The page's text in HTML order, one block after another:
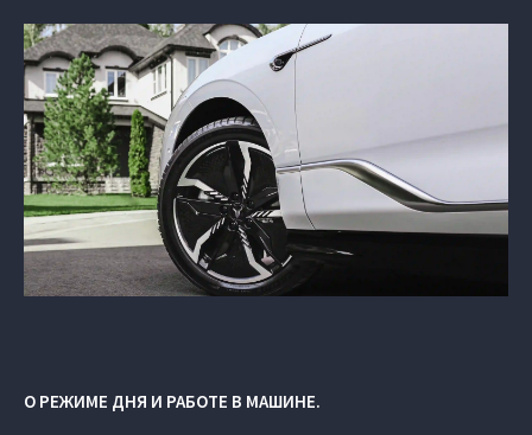
О РЕЖИМЕ ДНЯ И РАБОТЕ В МАШИНЕ.